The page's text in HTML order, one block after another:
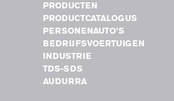
PRODUCTEN
PRODUCTCATALOGUS
PERSONENAUTO’S
BEDRIJFSVOERTUIGEN
INDUSTRIE
TDS-SDS
AUDURRA